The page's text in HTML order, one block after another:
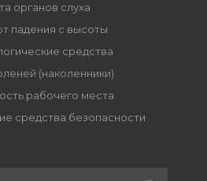
органов слуха
падения с высоты
средства
(наколенники)
рабочего места
средства безопасности